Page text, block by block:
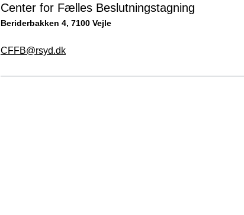
Center for Fælles Beslutningstagning
Beriderbakken 4, 7100 Vejle
CFFB@rsyd.dk